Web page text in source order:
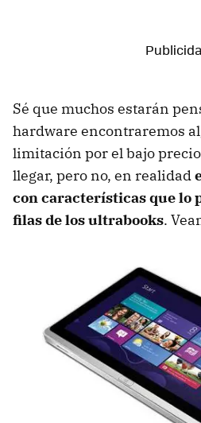
Sé que muchos estarán
hardware encontraremos
limitación por el bajo
llegar, pero no, en realidad
con características que lo
filas de los ultrabooks.